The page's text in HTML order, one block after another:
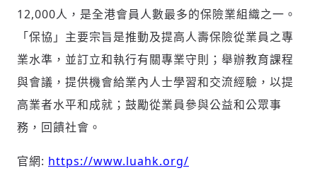
12,000人，是全港會員人數最多的保險業組織之一。
「保協」主要宗旨是推動及提高人壽保險從業員之專
業水準，並訂立和執行有關專業守則；舉辦教育課程
與會議，提供機會給業內人士學習和交流經驗，以提
高業者水平和成就；鼓勵從業員參與公益和公眾事
務，回饋社會。
官網: https://www.luahk.org/